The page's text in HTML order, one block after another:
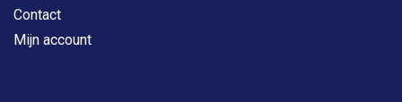
Contact
Mijn account